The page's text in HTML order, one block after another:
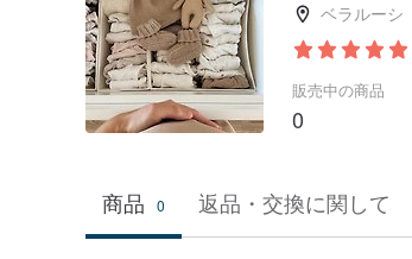
ベラルーシ
販売中の商品
0
商品 0 返品・交換に関して